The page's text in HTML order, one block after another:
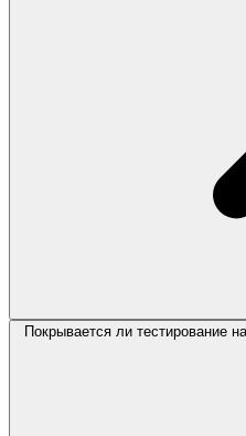
Покрывается ли тестирование